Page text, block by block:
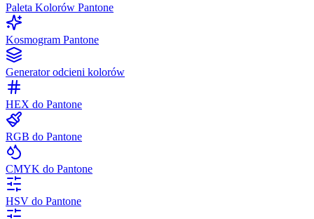
Paleta Kolorów Pantone
Kosmogram Pantone
Generator odcieni kolorów
HEX do Pantone
RGB do Pantone
CMYK do Pantone
HSV do Pantone